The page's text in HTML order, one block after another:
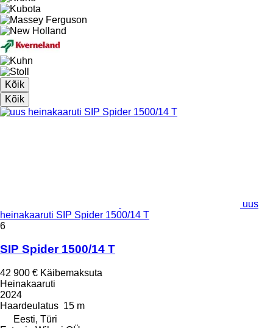
Kõik
Kõik
uus
heinakaaruti SIP Spider 1500/14 T
6
SIP Spider 1500/14 T
42 900 € Käibemaksuta
Heinakaaruti
2024
Haardeulatus 15 m
Eesti, Türi